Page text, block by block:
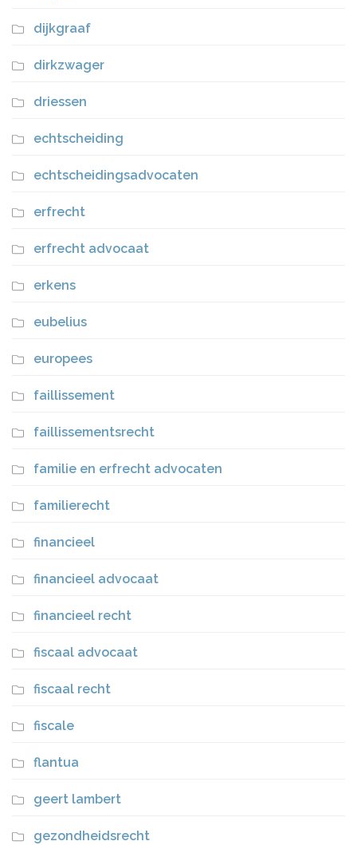
dijkgraaf
dirkzwager
driessen
echtscheiding
echtscheidingsadvocaten
erfrecht
erfrecht advocaat
erkens
eubelius
europees
faillissement
faillissementsrecht
familie en erfrecht advocaten
familierecht
financieel
financieel advocaat
financieel recht
fiscaal advocaat
fiscaal recht
fiscale
flantua
geert lambert
gezondheidsrecht